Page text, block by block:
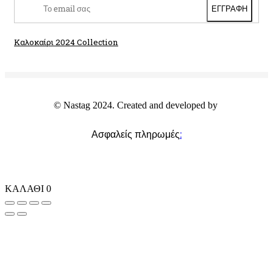
Sobohemian
Γυναικεία Πουκάμισα Προσφορές
Γυναικείες Ζακέτες Προσφορές
Γυναικεία Πανωφόρια – Μπουφάν – Παλτό
Καλοκαίρι 2024 Collection
© Nastag 2024. Created and developed by
Ασφαλείς πληρωμές:
ΚΑΛΑΘΙ 0